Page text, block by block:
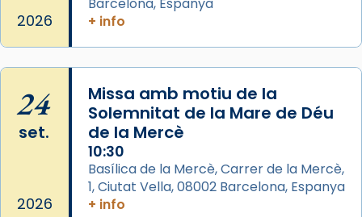
Acompanyant la història de sant Cugat, a
eterna”) són deixebles seves. I l’any 1667, el
frare Joan Gaspar Roig, afirma en una obra
que les santes són filles de l’antiga Iluro.
Mataró en reivindicarà les relíquies fins que
les aconseguirà el 1772. L’ofici que es canta
a la “Missa de les Santes” (“Missa de
2026
+ info
24
set.
2026
Missa amb motiu de la
Solemnitat de la Mare de Déu
de la Mercè
10:30
Basílica de la Mercè, Carrer de la Mercè,
1, Ciutat Vella, 08002 Barcelona, Espanya
+ info